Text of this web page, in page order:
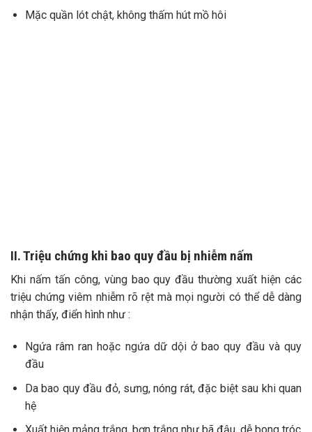
Mặc quần lót chật, không thấm hút mồ hôi
II. Triệu chứng khi bao quy đầu bị nhiễm nấm
Khi nấm tấn công, vùng bao quy đầu thường xuất hiện các
triệu chứng viêm nhiễm rõ rệt mà mọi người có thể dễ dàng
nhận thấy, điển hình như :
Ngứa râm ran hoặc ngứa dữ dội ở bao quy đầu và quy
đầu
Da bao quy đầu đỏ, sưng, nóng rát, đặc biệt sau khi quan
hệ